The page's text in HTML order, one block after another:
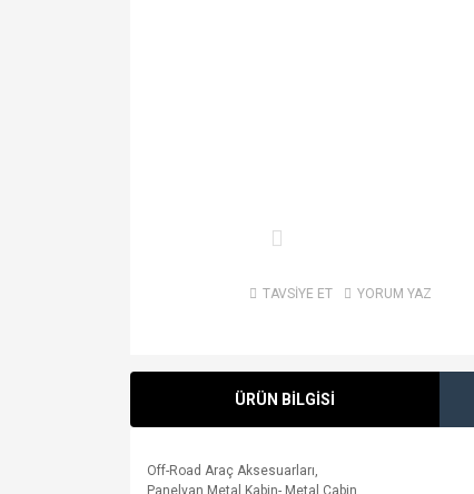
TAVSİYE ET YORUM YAZ
ÜRÜN BİLGİSİ
Off-Road Araç Aksesuarları,
Panelvan Metal Kabin- Metal Cabin